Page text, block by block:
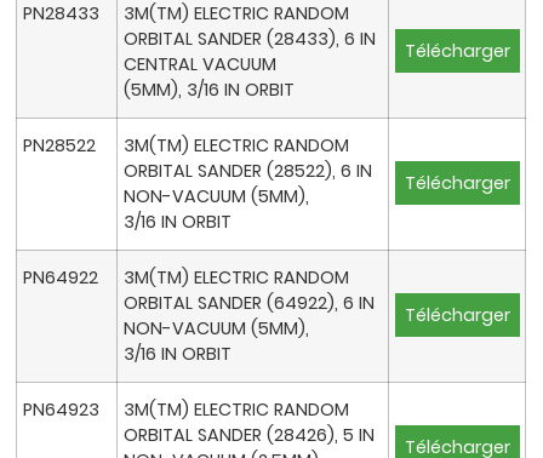
PN28433
3M(TM) ELECTRIC RANDOM
ORBITAL SANDER (28433), 6 IN
CENTRAL VACUUM
(5MM), 3/16 IN ORBIT
Télécharger
PN28522
3M(TM) ELECTRIC RANDOM
ORBITAL SANDER (28522), 6 IN
NON-VACUUM (5MM),
3/16 IN ORBIT
Télécharger
PN64922
3M(TM) ELECTRIC RANDOM
ORBITAL SANDER (64922), 6 IN
NON-VACUUM (5MM),
3/16 IN ORBIT
Télécharger
PN64923
3M(TM) ELECTRIC RANDOM
ORBITAL SANDER (28426), 5 IN
Télécharger